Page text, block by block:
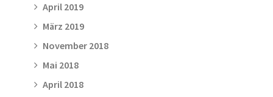
April 2019
März 2019
November 2018
Mai 2018
April 2018